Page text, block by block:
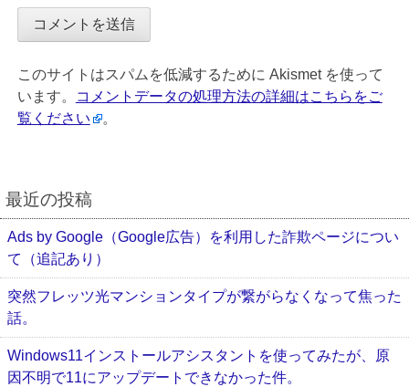
このサイトはスパムを低減するために Akismet を使って
います。
コメントデータの処理方法の詳細はこちらをご
覧ください
。
最近の投稿
Ads by Google（Google広告）を利用した詐欺ページについ
て（追記あり）
突然フレッツ光マンションタイプが繋がらなくなって焦った
話。
Windows11インストールアシスタントを使ってみたが、原
因不明で11にアップデートできなかった件。